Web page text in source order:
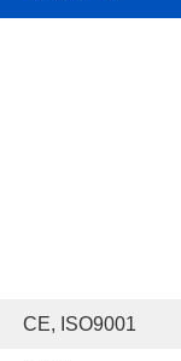
CE, ISO9001